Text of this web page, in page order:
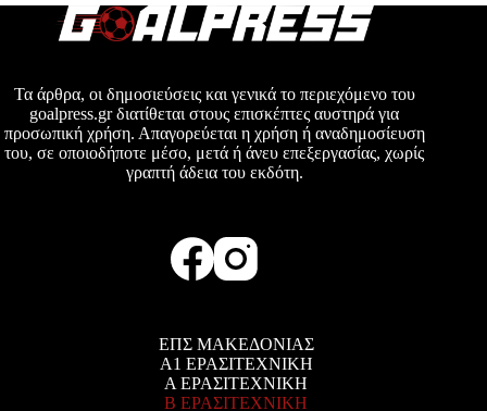
Τα άρθρα, οι δημοσιεύσεις και γενικά το περιεχόμενο του
goalpress.gr διατίθεται στους επισκέπτες αυστηρά για
προσωπική χρήση. Απαγορεύεται η χρήση ή αναδημοσίευση
του, σε οποιοδήποτε μέσο, μετά ή άνευ επεξεργασίας, χωρίς
γραπτή άδεια του εκδότη.
ΕΠΣ ΜΑΚΕΔΟΝΙΑΣ
Α1 ΕΡΑΣΙΤΕΧΝΙΚΗ
Α ΕΡΑΣΙΤΕΧΝΙΚΗ
Β ΕΡΑΣΙΤΕΧΝΙΚΗ